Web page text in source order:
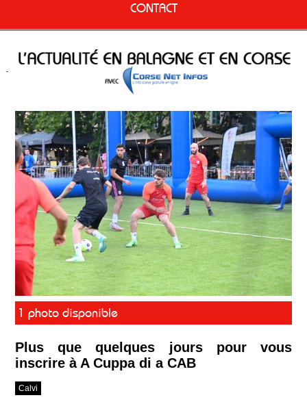
CONTACT
1 photo disponible
Plus que quelques jours pour vous
inscrire à A Cuppa di a CAB
Calvi